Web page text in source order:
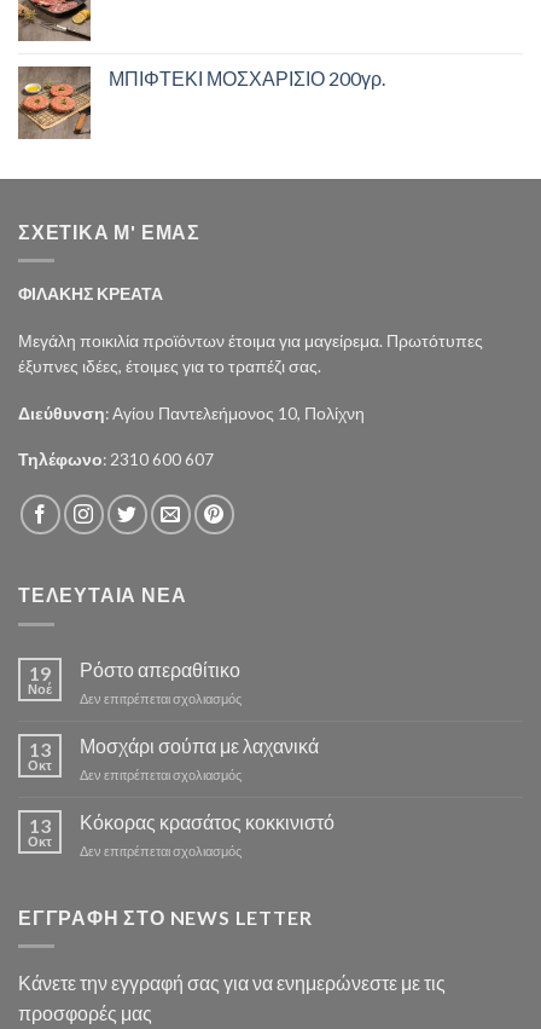
ΜΠΙΦΤΕΚΙ ΜΟΣΧΑΡΙΣΙΟ 200γρ.
ΣΧΕΤΙΚΑ Μ' ΕΜΑΣ
ΦΙΛΑΚΗΣ ΚΡΕΑΤΑ
Μεγάλη ποικιλία προϊόντων έτοιμα για μαγείρεμα. Πρωτότυπες
έξυπνες ιδέες, έτοιμες για το τραπέζι σας.
Διεύθυνση: Αγίου Παντελεήμονος 10, Πολίχνη
Τηλέφωνο: 2310 600 607
ΤΕΛΕΥΤΑΙΑ ΝΕΑ
19
Νοέ
Ρόστο απεραθίτικο
Δεν επιτρέπεται σχολιασμόςστο
απεραθίτικο
13
Οκτ
Μοσχάρι σούπα με λαχανικά
Δεν επιτρέπεται σχολιασμόςστο
με
λαχανικά
13
Οκτ
Κόκορας κρασάτος κοκκινιστό
Δεν επιτρέπεται σχολιασμόςστο
κοκκινιστό
ΕΓΓΡΑΦΗ ΣΤΟ NEWS LETTER
Κάνετε την εγγραφή σας για να ενημερώνεστε με τις
προσφορές μας